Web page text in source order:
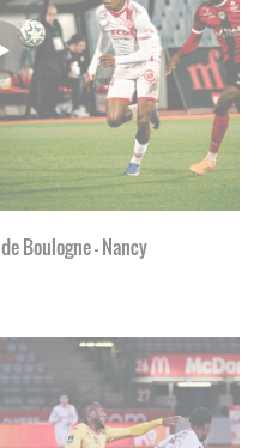
Boulogne - Nancy